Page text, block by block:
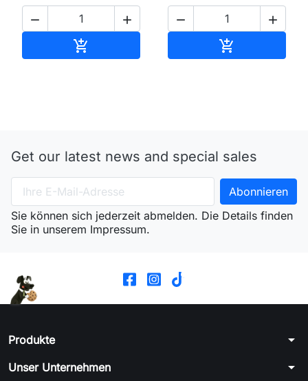
 

 

Get our latest news and special sales
Sie können sich jederzeit abmelden. Die Details finden
Sie in unserem Impressum.
Produkte arrow_drop_down
Unser Unternehmen arrow_drop_down